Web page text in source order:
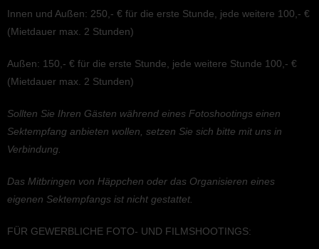
Innen und Außen: 250,- € für die erste Stunde, jede weitere 100,- €
(Mietdauer max. 2 Stunden)
Außen: 150,- € für die erste Stunde, jede weitere Stunde 100,- €
(Mietdauer max. 2 Stunden)
Sollten Sie Ihren Gästen während eines Fotoshoo­tings einen
Sektemp­fang anbie­ten wollen, setzen Sie sich bitte mit uns in
Verbindung.
Das Mitbrin­gen von Häppchen oder das Organi­sie­ren eines
eigenen Sektemp­fangs ist nicht gestattet.
FÜR GEWERBLICHE FOTO- UND FILMSHOOTINGS: